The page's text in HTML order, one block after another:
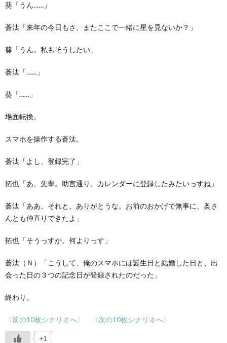
葵「うん……」
蒼汰「来年の今日もさ、またここで一緒に星を見ないか？」
葵「うん。私もそうしたい」
蒼汰「……」
葵「……」
場面転換。
スマホを操作する蒼汰。
蒼汰「よし、登録完了」
拓也「あ、先輩。助言通り、カレンダーに登録したみたいっすね」
蒼汰「ああ。それと、ありがとうな。お前のおかげで無事に、奥さ
んとも仲直りできたよ」
拓也「そうっすか。何よりっす」
蒼汰（Ｎ）「こうして、俺のスマホには誕生日と結婚した日と、出
会った日の３つの記念日が登録されたのだった」
終わり。
〈前の10枚シナリオへ〉 〈次の10枚シナリオへ〉
+1